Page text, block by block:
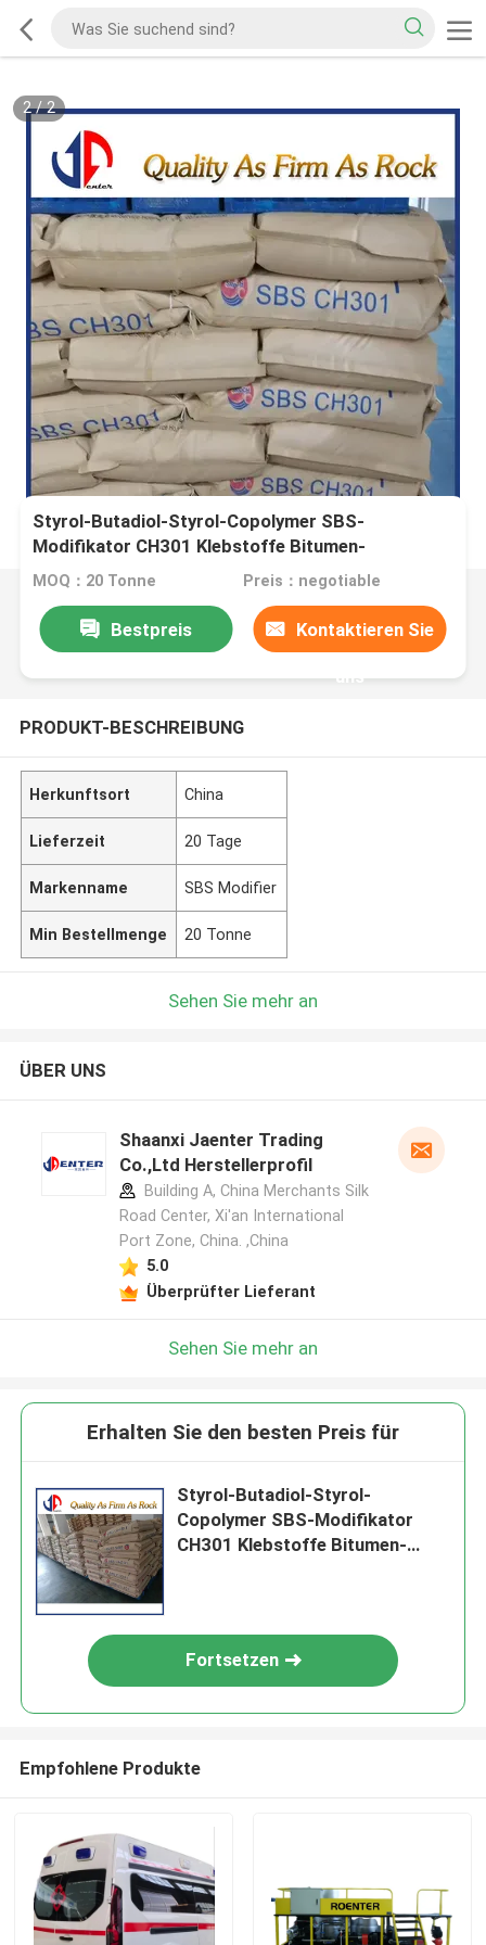
2/2
Styrol-Butadiol-Styrol-Copolymer SBS-
Modifikator CH301 Klebstoffe Bitumen-
Modifikation Wasserdichtung.
MOQ：20 Tonne Preis：negotiable
Bestpreis Kontaktieren Sie
uns
PRODUKT-BESCHREIBUNG
Herkunftsort China
Lieferzeit 20 Tage
Markenname SBS Modifier
Min Bestellmenge 20 Tonne
Sehen Sie mehr an
ÜBER UNS
Shaanxi Jaenter Trading
Co.,Ltd Herstellerprofil
Building A, China Merchants Silk
Road Center, Xi'an International
Port Zone, China. ,China
5.0
Überprüfter Lieferant
Sehen Sie mehr an
Erhalten Sie den besten Preis für
Styrol-Butadiol-Styrol-
Copolymer SBS-Modifikator
CH301 Klebstoffe Bitumen-
Fortsetzen
Empfohlene Produkte